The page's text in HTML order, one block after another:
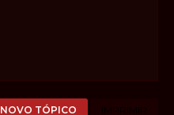
NOVO TÓPICO IMPRIMIR